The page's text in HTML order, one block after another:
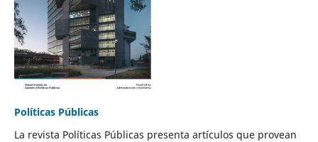
Políticas Públicas
La revista Políticas Públicas presenta artículos que provean